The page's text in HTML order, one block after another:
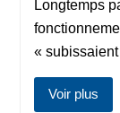
Longtemps
«
Voir plus